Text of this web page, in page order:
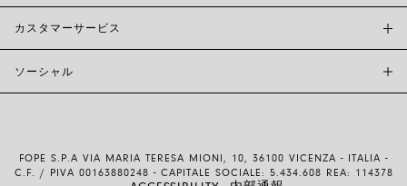
カスタマーサービス
配送・返品
ソーシャル
YOUTUBE
FOPE S.P.A VIA MARIA TERESA MIONI, 10, 36100 VICENZA - ITALIA -
C.F. / PIVA 00163880248 - CAPITALE SOCIALE: 5.434.608 REA: 114378